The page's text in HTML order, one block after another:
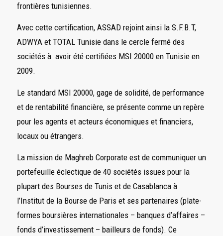
frontières tunisiennes.
Avec cette certification, ASSAD rejoint ainsi la S.F.B.T,
ADWYA et TOTAL Tunisie dans le cercle fermé des
sociétés à avoir été certifiées MSI 20000 en Tunisie en
2009.
Le standard MSI 20000, gage de solidité, de performance
et de rentabilité financière, se présente comme un repère
pour les agents et acteurs économiques et financiers,
locaux ou étrangers.
La mission de Maghreb Corporate est de communiquer un
portefeuille éclectique de 40 sociétés issues pour la
plupart des Bourses de Tunis et de Casablanca à
l’Institut de la Bourse de Paris et ses partenaires (plate-
formes boursières internationales – banques d’affaires –
fonds d’investissement – bailleurs de fonds). Ce